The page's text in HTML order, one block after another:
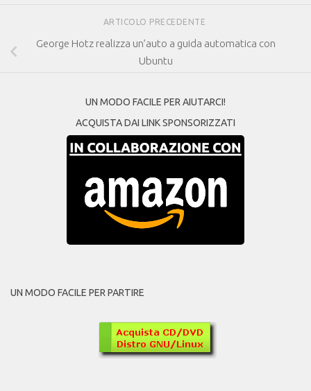
ARTICOLO PRECEDENTE
George Hotz realizza un’auto a guida automatica con
Ubuntu
UN MODO FACILE PER AIUTARCI!
ACQUISTA DAI LINK SPONSORIZZATI
UN MODO FACILE PER PARTIRE